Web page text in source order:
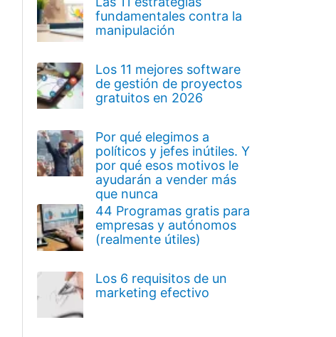
fundamentales contra la
manipulación
Los 11 mejores software
de gestión de proyectos
gratuitos en 2026
Por qué elegimos a
políticos y jefes inútiles. Y
por qué esos motivos le
ayudarán a vender más
que nunca
44 Programas gratis para
empresas y autónomos
(realmente útiles)
Los 6 requisitos de un
marketing efectivo